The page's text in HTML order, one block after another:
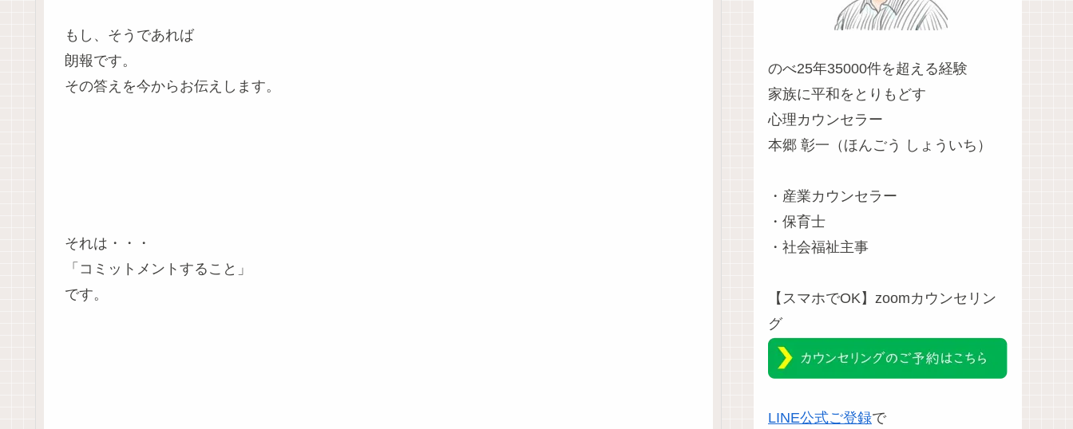
もし、そうであれば
朗報です。
その答えを今からお伝えします。
それは・・・
「コミットメントすること」
です。
のべ25年35000件を超える経験
家族に平和をとりもどす
心理カウンセラー
本郷 彰一（ほんごう しょういち）
・産業カウンセラー
・保育士
・社会福祉主事
【スマホでOK】zoomカウンセリン
グ
LINE公式ご登録で